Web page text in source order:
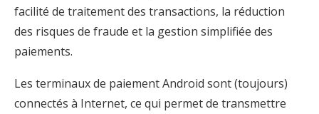
facilité de traitement des transactions, la réduction
des risques de fraude et la gestion simplifiée des
paiements.
Les terminaux de paiement Android sont (toujours)
connectés à Internet, ce qui permet de transmettre